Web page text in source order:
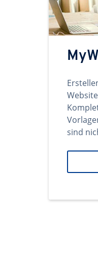
sind